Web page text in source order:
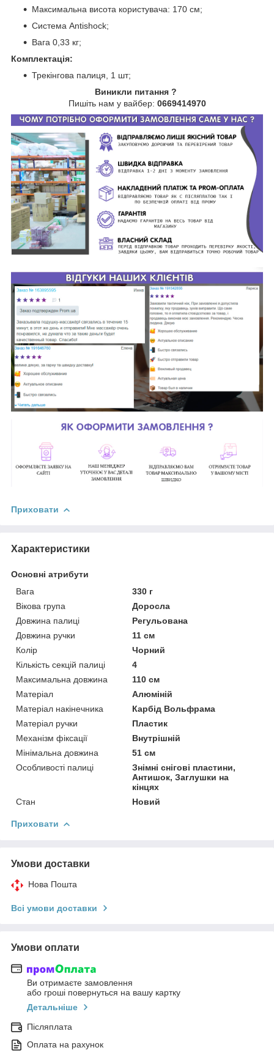
Максимальна висота користувача: 170 см;
Система Antishock;
Вага 0,33 кг;
Комплектація:
Трекінгова палиця, 1 шт;
Виникли питання ?
Пишіть нам у вайбер: 0669414970
Приховати
Характеристики
Основні атрибути
Вага
330 г
Вікова група
Доросла
Довжина палиці
Регульована
Довжина ручки
11 см
Колір
Чорний
Кількість секцій палиці
4
Максимальна довжина
110 см
Матеріал
Алюміній
Матеріал накінечника
Карбід Вольфрама
Матеріал ручки
Пластик
Механізм фіксації
Внутрішній
Мінімальна довжина
51 см
Особливості палиці
Знімні снігові пластини,
Антишок, Заглушки на
кінцях
Стан
Новий
Приховати
Умови доставки
Нова Пошта
Всі умови доставки
Умови оплати
Ви отримаєте замовлення
або гроші повернуться на вашу картку
Детальніше
Післяплата
Оплата на рахунок